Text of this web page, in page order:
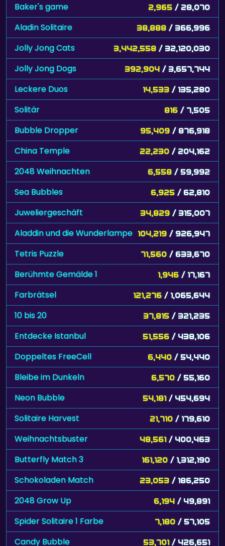
Baker's game 2,965 / 28,070
Aladin Solitaire 38,888 / 366,996
Jolly Jong Cats 3,442,558 / 32,120,030
Jolly Jong Dogs 392,904 / 3,657,744
Leckere Duos 14,533 / 135,280
Solitär 816 / 7,505
Bubble Dropper 95,409 / 876,918
China Temple 22,230 / 204,162
2048 Weihnachten 6,558 / 59,992
Sea Bubbles 6,925 / 62,810
Juweliergeschäft 34,829 / 315,007
Aladdin und die Wunderlampe 104,219 / 926,947
Tetris Puzzle 71,560 / 633,670
Berühmte Gemälde 1 1,946 / 17,167
Farbrätsel 121,276 / 1,065,644
10 bis 20 37,815 / 321,235
Entdecke Istanbul 51,556 / 438,106
Doppeltes FreeCell 6,440 / 54,440
Bleibe im Dunkeln 6,570 / 55,160
Neon Bubble 54,181 / 454,694
Solitaire Harvest 21,710 / 179,610
Weihnachtsbuster 48,561 / 400,463
Butterfly Match 3 161,120 / 1,312,190
Schokoladen Match 23,053 / 186,250
2048 Grow Up 6,194 / 49,891
Spider Solitaire 1 Farbe 7,180 / 57,105
Candy Bubble 53,701 / 426,651